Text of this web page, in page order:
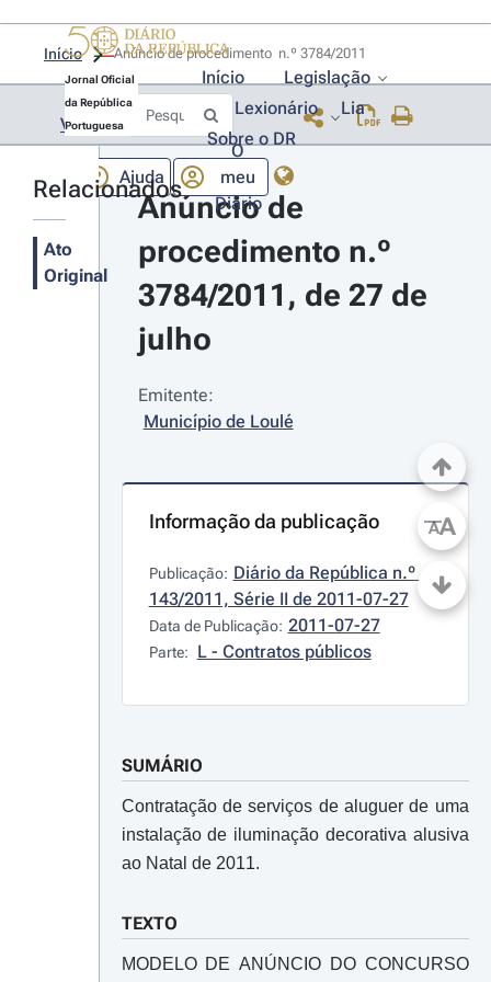
Jornal Oficial
da República
Portuguesa
Início
Legislação
Lexionário
Lia
Sobre o DR
Ajuda
O
meu
Diário
Início
Voltar
Relacionados
Ato
Original
Anúncio de
procedimento n.º
3784/2011, de 27 de
julho
Emitente:
Município de Loulé
Informação da publicação
Publicação: Diário da República n.º
143/2011, Série II de 2011-07-27
Data de Publicação: 2011-07-27
Parte: L - Contratos públicos
SUMÁRIO
Contratação de serviços de aluguer de uma
instalação de iluminação decorativa alusiva
ao Natal de 2011.
TEXTO
MODELO DE ANÚNCIO DO CONCURSO
AA